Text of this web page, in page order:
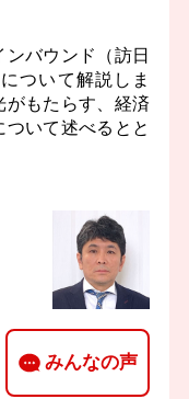
バウンド（訪日
ついて解説しま
もたらす、経済
いて述べるとと
みんなの声